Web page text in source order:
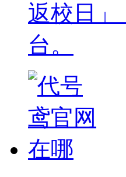
返校日」
台。